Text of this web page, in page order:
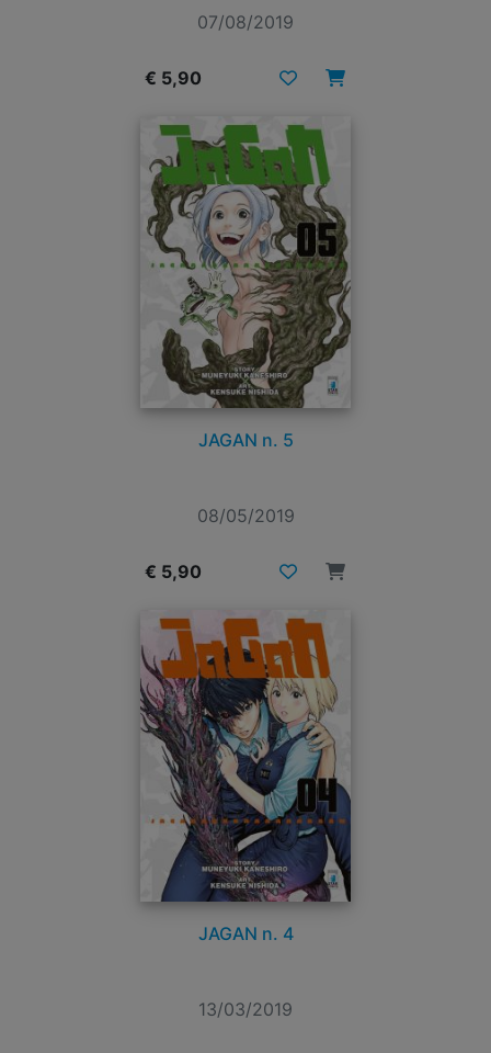
07/08/2019
€ 5,90
JAGAN n. 5
08/05/2019
€ 5,90
JAGAN n. 4
13/03/2019